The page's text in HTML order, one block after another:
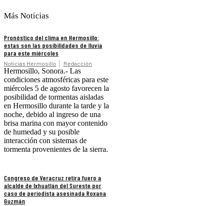
Más Noticias
Pronóstico del clima en Hermosillo:
estas son las posibilidades de lluvia
para este miércoles
Noticias Hermosillo Redacción
Hermosillo, Sonora.- Las
condiciones atmosféricas para este
miércoles 5 de agosto favorecen la
posibilidad de tormentas aisladas
en Hermosillo durante la tarde y la
noche, debido al ingreso de una
brisa marina con mayor contenido
de humedad y su posible
interacción con sistemas de
tormenta provenientes de la sierra.
Congreso de Veracruz retira fuero a
alcalde de Ixhuatlán del Sureste por
caso de periodista asesinada Roxana
Guzmán